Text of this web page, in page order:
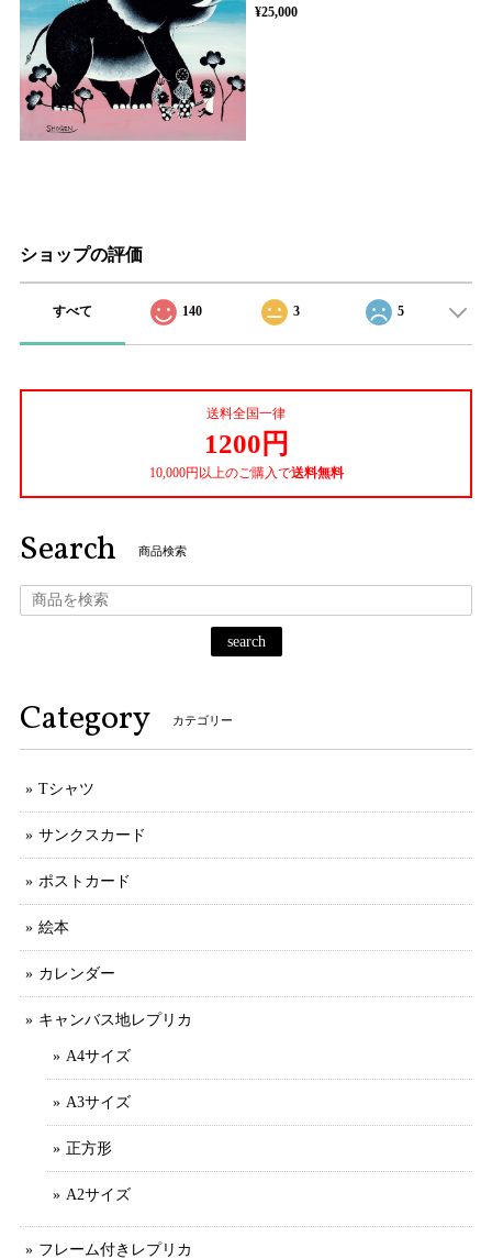
¥25,000
ショップの評価
すべて 140 3 5
送料全国一律
1200円
10,000円以上のご購入で送料無料
Search 商品検索
search
Category カテゴリー
Tシャツ
サンクスカード
ポストカード
絵本
カレンダー
キャンバス地レプリカ
A4サイズ
A3サイズ
正方形
A2サイズ
フレーム付きレプリカ